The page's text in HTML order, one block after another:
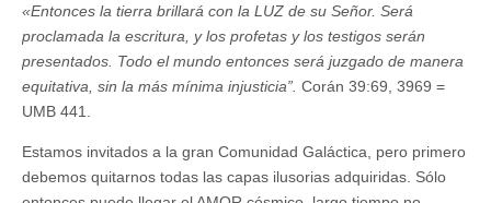
«Entonces la tierra brillará con la LUZ de su Señor. Será
proclamada la escritura, y los profetas y los testigos serán
presentados. Todo el mundo entonces será juzgado de manera
equitativa, sin la más mínima injusticia”. Corán 39:69, 3969 =
UMB 441.
Estamos invitados a la gran Comunidad Galáctica, pero primero
debemos quitarnos todas las capas ilusorias adquiridas. Sólo